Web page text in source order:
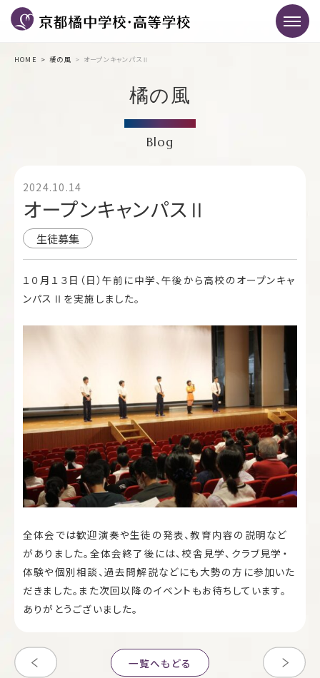
HOME 橘の風 オープンキャンパスⅡ
橘の風
Blog
2024.10.14
オープンキャンパスⅡ
生徒募集
１０月１３日（日）午前に中学、午後から高校のオープンキャ
ンパスⅡを実施しました。
全体会では歓迎演奏や生徒の発表、教育内容の説明など
がありました。全体会終了後には、校舎見学、クラブ見学・
体験や個別相談、過去問解説などにも大勢の方に参加いた
だきました。また次回以降のイベントもお待ちしています。
ありがとうございました。
一覧へもどる